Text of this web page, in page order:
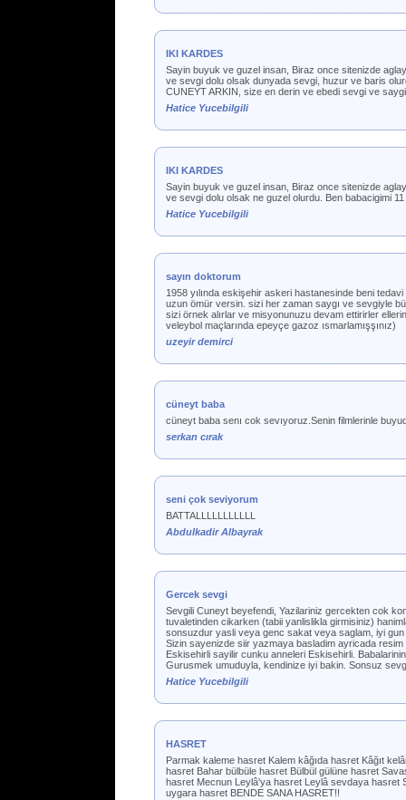
IKI KARDES
Sayin buyuk ve guzel insan, Biraz once sitenizde
ve sevgi dolu olsak dunyada sevgi, huzur ve baris
CUNEYT ARKIN, size en derin ve ebedi sevgi ve
Hatice Yucebilgili
IKI KARDES
Sayin buyuk ve guzel insan, Biraz once sitenizde
ve sevgi dolu olsak ne guzel olurdu. Ben babacigimi
Hatice Yucebilgili
sayın doktorum
1958 yılında eskişehir askeri hastanesinde beni
uzun ömür versin. sizi her zaman saygı ve sevgiyle
sizi örnek alırlar ve misyonunuzu devam ettirirler
veleybol maçlarında epeyçe gazoz ısmarlamışşınız)
uzeyir demirci
cüneyt baba
cüneyt baba senı cok sevıyoruz.Senin filmlerinle
serkan cırak
seni çok seviyorum
BATTALLLLLLLLLLL
Abdulkadir Albayrak
Gercek sevgi
Sevgili Cuneyt beyefendi, Yazilariniz gercekten cok
tuvaletinden cikarken (tabii yanlislikla girmisiniz)
sonsuzdur yasli veya genc sakat veya saglam, iyi
Sizin sayenizde siir yazmaya basladim ayricada
Eskisehirli sayilir cunku anneleri Eskisehirli.
Gurusmek umuduyla, kendinize iyi bakin. Sonsuz
Hatice Yucebilgili
HASRET
Parmak kaleme hasret Kalem kâğıda hasret Kâğıt
hasret Bahar bülbüle hasret Bülbül gülüne hasret
hasret Mecnun Leylâ'ya hasret Leylâ sevdaya hasret
uygara hasret BENDE SANA HASRET!!